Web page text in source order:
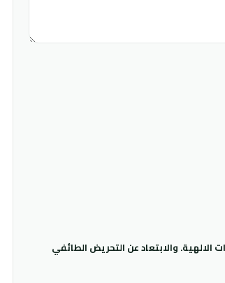
والابتعاد عن التحريض الطائفي